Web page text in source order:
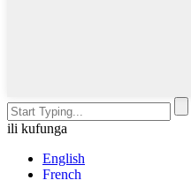
ili kufunga
English
French